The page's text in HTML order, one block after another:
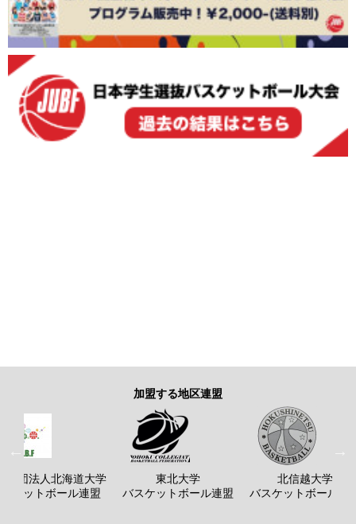
加盟する地区連盟
社団法人北海道大学
ケットボール連盟
東北大学
バスケットボール連盟
北信越大学
バスケットボール連